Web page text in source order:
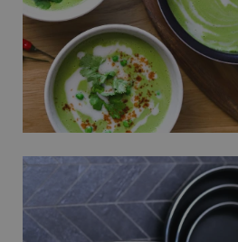
Názov
receive-cookie-deprecation